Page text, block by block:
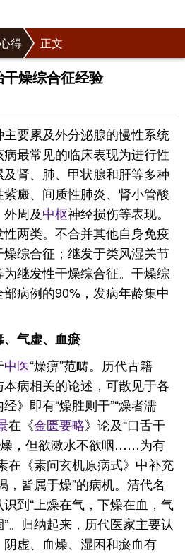
得 正文
燥综合征经验
要累及外分泌腺的慢性系统
最常见的临床表现为进行性
肾、肺、甲状腺和肝等多种
癜、间质性肺炎、肾小管酸
周及中枢神经损伤等表现。
两类。不合并其他自身免疫
综合征；继发于类风湿关节
继发性干燥综合征。干燥综
病例的90%，发病年龄集中
、气虚、血瘀
中医“燥痹”范畴。历代古籍
病相关的论述，可散见于各
经》即有“燥胜则干”“燥者濡
在《金匮要略》论及“口舌干
燥，但欲漱水不欲咽……为有
在《素问玄机原病式》中补充
，皆属于燥”的病机。清代名
到“上燥在气，下燥在血，气
”。归纳起来，历代医家主要认
虚、血燥、湿困和瘀血有